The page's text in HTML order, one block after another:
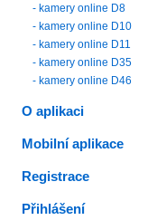
- kamery online D8
- kamery online D10
- kamery online D11
- kamery online D35
- kamery online D46
O aplikaci
Mobilní aplikace
Registrace
Přihlášení